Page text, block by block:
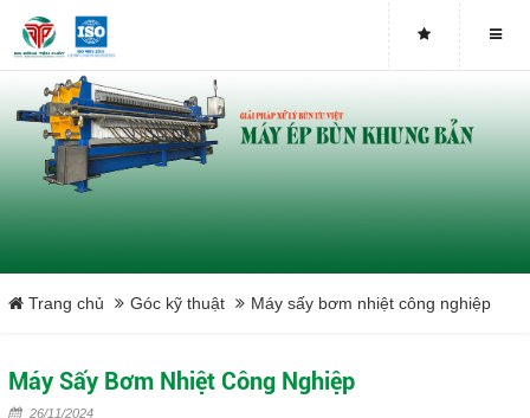
Buy genuine sludge press machines
Belt Press
Screw Press
Máy sấy bùn
Tại sao nên mua máy ép bùn trục vít
Trang chủ Góc kỹ thuật Máy sấy bơm nhiệt công nghiệp
Máy Sấy Bơm Nhiệt Công Nghiệp
26/11/2024